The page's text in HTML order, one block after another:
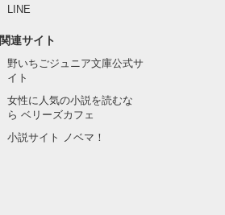
LINE
関連サイト
野いちごジュニア文庫公式サ
イト
女性に人気の小説を読むな
ら ベリーズカフェ
小説サイト ノベマ！